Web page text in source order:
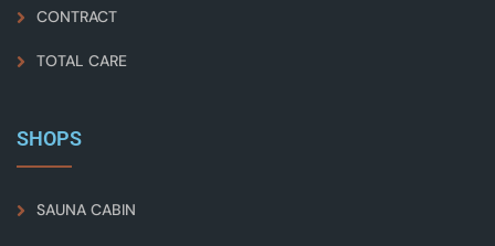
CONTRACT
TOTAL CARE
SHOPS
SAUNA CABIN